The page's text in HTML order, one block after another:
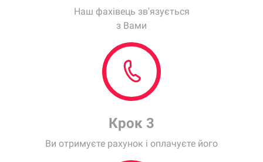
Крок 2
з Вами
Крок 3